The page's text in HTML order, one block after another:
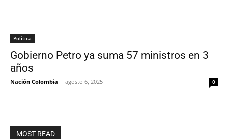
Política
Gobierno Petro ya suma 57 ministros en 3
años
Nación Colombia - agosto 6, 2025 0
MOST READ